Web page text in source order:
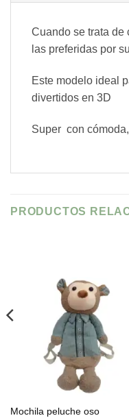
Cuando se trata de
las preferidas por
Este modelo ideal
divertidos en 3D
Super con
PRODUCTOS
Mochila peluche oso